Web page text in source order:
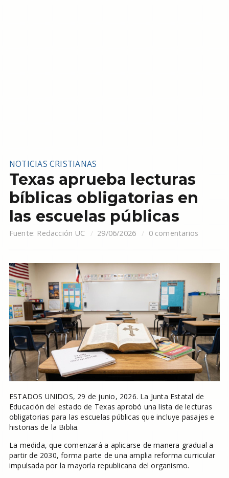
NOTICIAS CRISTIANAS
Texas aprueba lecturas
bíblicas obligatorias en
las escuelas públicas
Fuente: Redacción UC 29/06/2026 0 comentarios
ESTADOS UNIDOS, 29 de junio, 2026. La Junta Estatal de
Educación del estado de Texas aprobó una lista de lecturas
obligatorias para las escuelas públicas que incluye pasajes e
historias de la Biblia.
La medida, que comenzará a aplicarse de manera gradual a
partir de 2030, forma parte de una amplia reforma curricular
impulsada por la mayoría republicana del organismo.